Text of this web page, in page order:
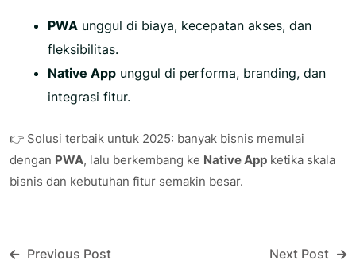
PWA unggul di biaya, kecepatan akses, dan
fleksibilitas.
Native App unggul di performa, branding, dan
integrasi fitur.
👉 Solusi terbaik untuk 2025: banyak bisnis memulai
dengan PWA, lalu berkembang ke Native App ketika skala
bisnis dan kebutuhan fitur semakin besar.
Previous Post Next Post